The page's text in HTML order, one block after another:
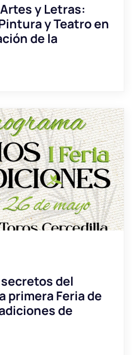
y Letras:
y Teatro en
de la
del
primera Feria de
de